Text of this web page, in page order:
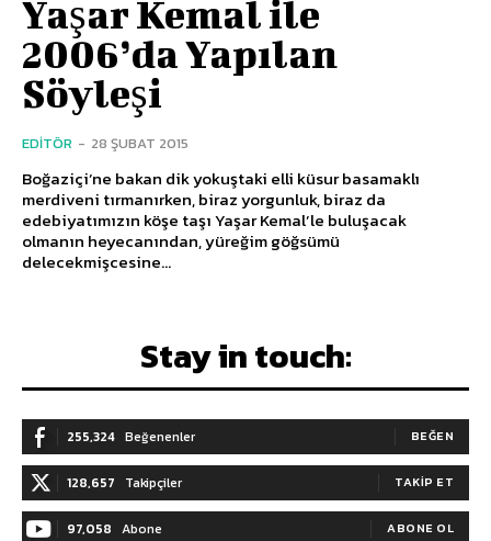
Yaşar Kemal ile
2006’da Yapılan
Söyleşi
EDITÖR - 28 ŞUBAT 2015
Boğaziçi’ne bakan dik yokuştaki elli küsur basamaklı
merdiveni tırmanırken, biraz yorgunluk, biraz da
edebiyatımızın köşe taşı Yaşar Kemal’le buluşacak
olmanın heyecanından, yüreğim göğsümü
delecekmişcesine...
Stay in touch:
255,324 Beğenenler BEĞEN
128,657 Takipçiler TAKIP ET
97,058 Abone ABONE OL